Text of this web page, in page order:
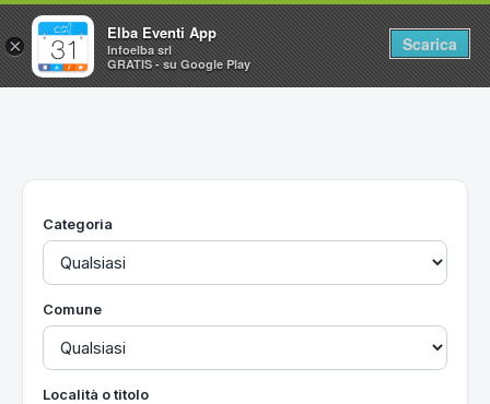
Home
Utilità
Categoria
Comune
Località o titolo
×
Elba Eventi App
Infoelba srl
GRATIS - su Google Play
Scarica